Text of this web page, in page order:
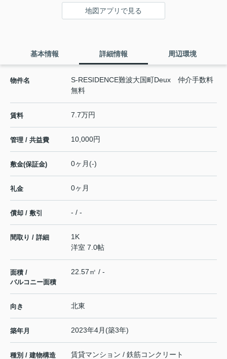
地図アプリで見る
基本情報 詳細情報 周辺環境
物件名
S-RESIDENCE難波大国町Deux 仲介手数料
無料
賃料 7.7万円
管理 / 共益費 10,000円
敷金(保証金) 0ヶ月(-)
礼金 0ヶ月
償却 / 敷引 - / -
間取り / 詳細
1K
洋室 7.0帖
面積 /
バルコニー面積
22.57㎡ / -
向き 北東
築年月 2023年4月(築3年)
種別 / 建物構造 賃貸マンション / 鉄筋コンクリート